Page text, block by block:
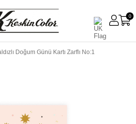
0
Doğum Günü Kartı Zarflı No:1